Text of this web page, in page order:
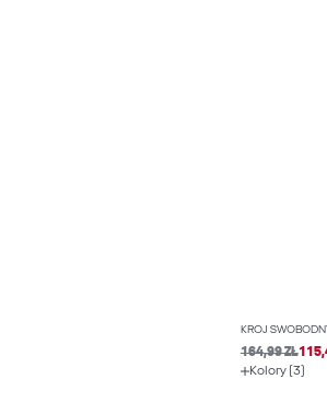
KRÓJ
164,99 ZŁ
Kolory (3)